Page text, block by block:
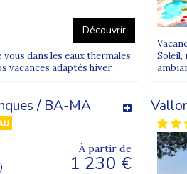
Découvrir
dans les eaux thermales
vacances adaptés hiver.
Soleil,
/ BA-MA
À partir de
1 230 €